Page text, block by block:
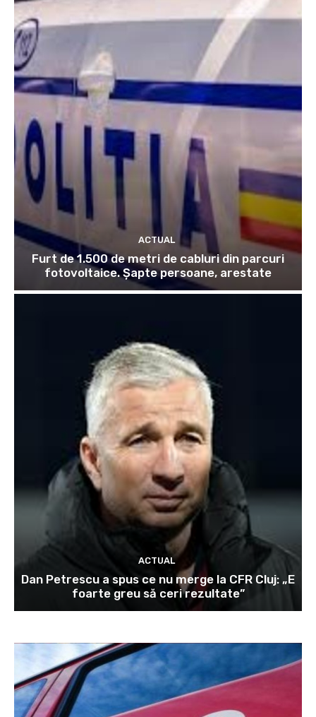
ACTUAL
Furt de 1.500 de metri de cabluri din parcuri
fotovoltaice. Șapte persoane, arestate
ACTUAL
Dan Petrescu a spus ce nu merge la CFR Cluj: „E
foarte greu să ceri rezultate”